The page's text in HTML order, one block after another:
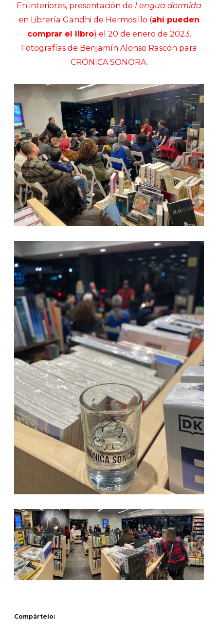
En interiores, presentación de Lengua dormida
en Librería Gandhi de Hermosillo (ahí pueden
comprar el libro) el 20 de enero de 2023.
Fotografías de Benjamín Alonso Rascón para
CRÓNICA SONORA.
Compártelo: